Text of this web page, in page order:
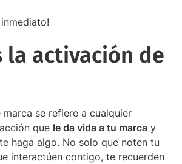
la activación de
se refiere a cualquier
que le da vida a tu marca y
haga algo. No solo que noten tu
interactúen contigo, te recuerden